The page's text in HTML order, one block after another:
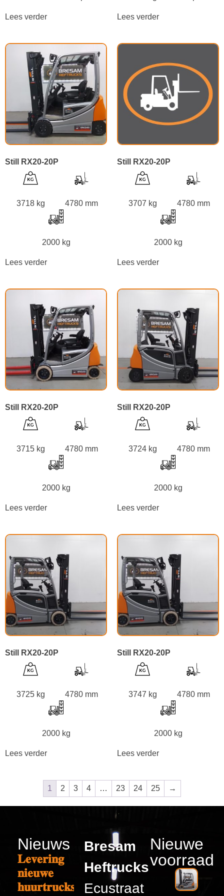
Lees verder Lees verder
Still RX20-20P
3718 kg 4780 mm
2000 kg
Lees verder
Still RX20-20P
3707 kg 4780 mm
2000 kg
Lees verder
Still RX20-20P
3715 kg 4780 mm
2000 kg
Lees verder
Still RX20-20P
3724 kg 4780 mm
2000 kg
Lees verder
Still RX20-20P
3725 kg 4780 mm
2000 kg
Lees verder
Still RX20-20P
3747 kg 4780 mm
2000 kg
Lees verder
1 2 3 4 … 23 24 25 →
Nieuws
𝐋𝐞𝐯𝐞𝐫𝐢𝐧𝐠
𝐧𝐢𝐞𝐮𝐰𝐞
𝐡𝐮𝐮𝐫𝐭𝐫𝐮𝐜𝐤𝐬
Bresam
Heftrucks
Ecustraat
Nieuwe
voorraad